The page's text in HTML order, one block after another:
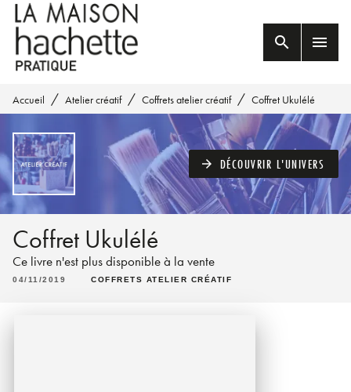
MENU RECHERCHE
PIED DE PAGE
search menu
Accueil / Atelier créatif / Coffrets atelier créatif / Coffret Ukulélé
arrow_forward DÉCOUVRIR L'UNIVERS
Coffret Ukulélé
Ce livre n'est plus disponible à la vente
04/11/2019 COFFRETS ATELIER CRÉATIF